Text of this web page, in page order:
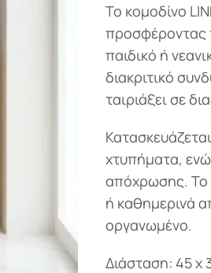
Το κομοδίνο
προσφέροντας
παιδικό ή
διακριτικό
ταιριάξει σε
χτυπήματα, ενώ
απόχρωσης. Το
ή καθημερινά
οργανωμένο.
Διάσταση: 45 x